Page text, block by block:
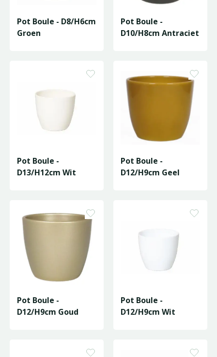
Pot Boule - D8/H6cm
Groen
Pot Boule -
D10/H8cm Antraciet
Pot Boule -
D13/H12cm Wit
Pot Boule -
D12/H9cm Geel
Pot Boule -
D12/H9cm Goud
Pot Boule -
D12/H9cm Wit